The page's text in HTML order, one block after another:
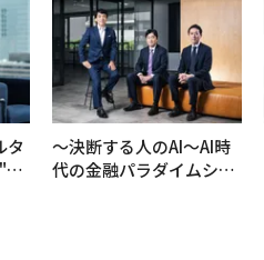
タ
。
〜決断する人のAI〜AI時
代の金融パラダイムシフ